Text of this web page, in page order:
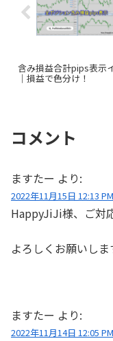
含み損益合計pips表示
｜損益で色分け！
コメント
ますたー より:
2022年11月15日 12:13 PM
HappyJiJi様、ご対
よろしくお願いしま
ますたー より:
2022年11月14日 12:05 PM